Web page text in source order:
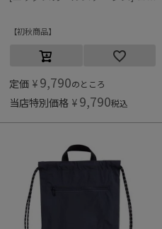
初秋商品
定価 ¥ 9,790のところ
当店特別価格 ¥ 9,790税込